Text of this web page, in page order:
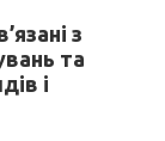
з
та
і